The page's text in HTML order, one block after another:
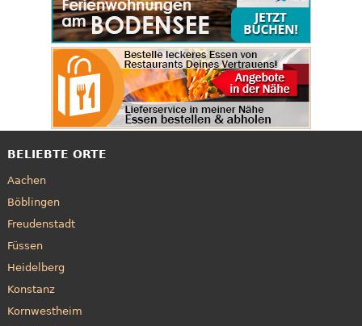
BELIEBTE ORTE
Aachen
Böblingen
Freudenstadt
Füssen
Heidelberg
Konstanz
Kornwestheim